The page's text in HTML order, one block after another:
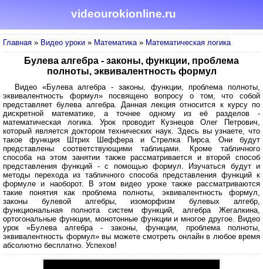
videourokionline.ru
Главная » Видео уроки » Математика» Математическая логика
Булева алгебра - законы, функции, проблема
полноты, эквивалентность формул
Видео «Булева алгебра - законы, функции, проблема полноты,
эквивалентность формул» посвящено вопросу о том, что собой
представляет булева алгебра. Данная лекция относится к курсу по
дискретной математике, а точнее одному из её разделов -
математическая логика. Урок проводит Кузнецов Олег Петрович,
который является доктором технических наук. Здесь вы узнаете, что
такое функция Штрих Шеффера и Стрелка Пирса. Они будут
представлены соответствующими таблицами. Кроме табличного
способа на этом занятии также рассматривается и второй способ
представления функций - с помощью формул. Изучаться будут и
методы перехода из табличного способа представления функций к
формуле и наоборот. В этом видео уроке также рассматриваются
такие понятия как проблема полноты, эквивалентность формул,
законы булевой алгебры, изоморфизм булевых алгебр,
функциональная полнота систем функций, алгебра Жегалкина,
ортогональные функции, монотонные функции и многое другое. Видео
урок «Булева алгебра - законы, функции, проблема полноты,
эквивалентность формул» вы можете смотреть онлайн в любое время
абсолютно бесплатно. Успехов!